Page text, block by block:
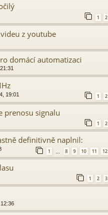
1 2
z youtube
domácí automatizaci
19:01 1 2
prenosu signalu
1 2
definitivně naplnil:
1 8 9 10 11 12
1 2 3